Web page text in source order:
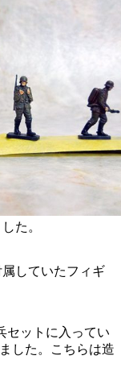
た。
していたフィギ
セットに入ってい
した。こちらは造